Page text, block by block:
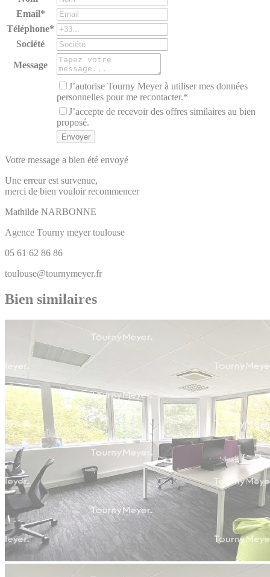
Email*
Téléphone*
Société
Message
J’autorise Tourny Meyer à utiliser mes données
personnelles pour me recontacter.*
J’accepte de recevoir des offres similaires au bien
proposé.
Votre message a bien été envoyé
Une erreur est survenue,
merci de bien vouloir recommencer
Mathilde NARBONNE
Agence Tourny meyer toulouse
05 61 62 86 86
toulouse@tournymeyer.fr
Bien similaires